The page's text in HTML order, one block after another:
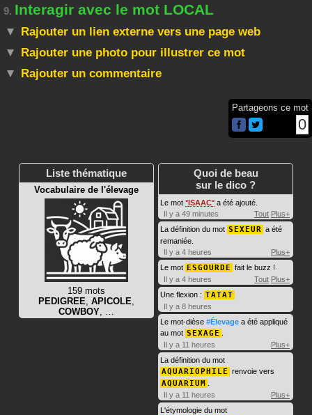
9. Interagir avec le mot LOCAL
Rajouter un lien externe vers une page web
Rajouter une photo pour illustrer ce mot
Rajouter un commentaire
Partageons ce mot
0
Liste thématique
Vocabulaire de l'élevage
159 mots
PEDIGREE APICOLE
COWBOY
Quoi de beau
sur le dico ?
Le mot ISAAC a été ajouté.
Il y a 49 minutes
Tout Plus+
La définition du mot SEXEUR a été
remaniée.
Il y a 4 heures
Plus+
Le mot ESGOURDE fait le buzz !
Il y a 4 heures
Tout Plus+
Une flexion : TATAT
Il y a 8 heures
Le mot-dièse #Élevage a été appliqué
au mot SEXAGE
Il y a 11 heures
Plus+
La définition du mot
AQUARIOPHILE renvoie vers
AQUARIUM
Il y a 11 heures
Plus+
L'étymologie du mot